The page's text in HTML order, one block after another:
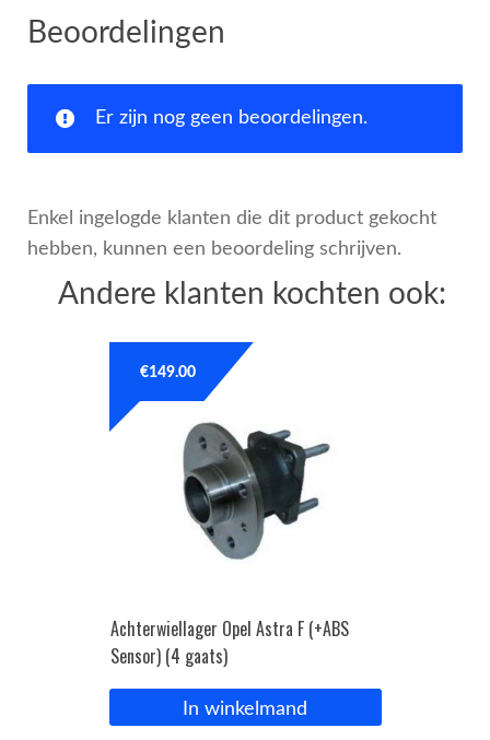
Beoordelingen
Er zijn nog geen beoordelingen.
Enkel ingelogde klanten die dit product gekocht
hebben, kunnen een beoordeling schrijven.
Andere klanten kochten ook:
Achterwiellager Opel Astra F (+ABS
Sensor) (4 gaats)
€149.00
In winkelmand